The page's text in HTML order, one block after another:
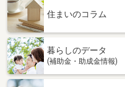
住まいのコラム
暮らしのデータ
(補助金・助成金情報)